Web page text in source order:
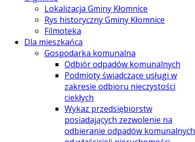
Lokalizacja Gminy Kłomnice
Rys historyczny Gminy Kłomnice
Filmoteka
Dla mieszkańca
Gospodarka komunalna
Odbiór odpadów komunalnych
Podmioty świadczące usługi w
zakresie odbioru nieczystości
ciekłych
Wykaz przedsiębiorstw
posiadających zezwolenie na
odbieranie odpadów komunalnych